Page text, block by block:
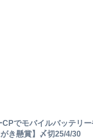
でモバイルバッテリ
き懸賞】〆切25/4/30